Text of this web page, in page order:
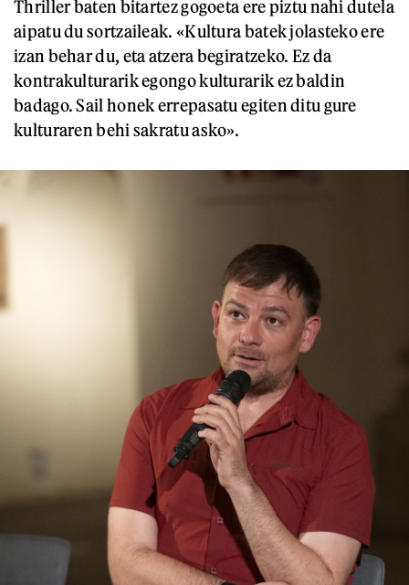
Thriller baten bitartez gogoeta ere piztu nahi dutela
aipatu du sortzaileak. «Kultura batek jolasteko ere
izan behar du, eta atzera begiratzeko. Ez da
kontrakulturarik egongo kulturarik ez baldin
badago. Sail honek errepasatu egiten ditu gure
kulturaren behi sakratu asko».